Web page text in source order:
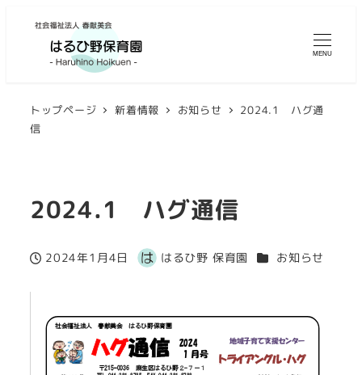
MENU
トップページ 新着情報 お知らせ
2024.1 ハグ通
信
2024.1 ハグ通信
投稿日
2024年1月4日
著
はるひ野 保育園 カテゴリー
お知らせ